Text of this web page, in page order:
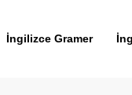
İngilizce Gramer